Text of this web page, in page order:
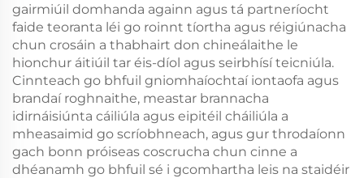
gairmiúil domhanda againn agus tá partneríocht
faide teoranta léi go roinnt tíortha agus réigiúnacha
chun crosáin a thabhairt don chineálaithe le
hionchur áitiúil tar éis-díol agus seirbhísí teicniúla.
Cinnteach go bhfuil gniomhaíochtaí iontaofa agus
brandaí roghnaithe, meastar brannacha
idirnáisiúnta cáiliúla agus eipitéil cháiliúla a
mheasaimid go scríobhneach, agus gur throdaíonn
gach bonn próiseas coscrucha chun cinne a
dhéanamh go bhfuil sé i gcomhartha leis na staidéir